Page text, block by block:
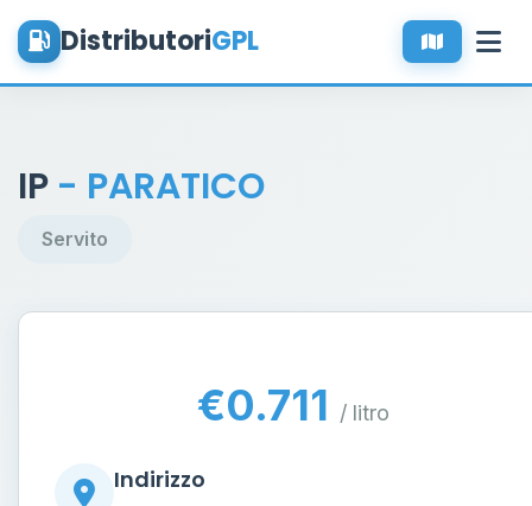
DistributoriGPL
IP - PARATICO
Servito
€0.711 / litro
Indirizzo